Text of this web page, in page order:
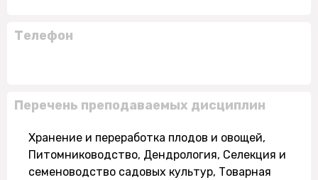
Телефон
Перечень преподаваемых дисциплин
Хранение и переработка плодов и овощей,
Питомниководство, Дендрология, Селекция и
семеноводство садовых культур, Товарная